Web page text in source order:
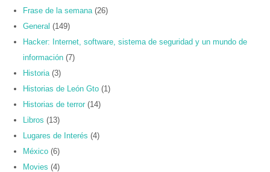
Frase de la semana (26)
General (149)
Hacker: Internet, software, sistema de seguridad y un mundo de
información (7)
Historia (3)
Historias de León Gto (1)
Historias de terror (14)
Libros (13)
Lugares de Interés (4)
México (6)
Movies (4)